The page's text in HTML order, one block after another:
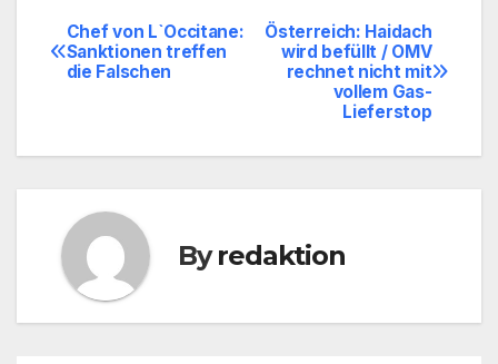
Beitragsnavigation
Österreich: Haidach
wird befüllt / OMV
rechnet nicht mit
vollem Gas-
Lieferstop
Chef von L`Occitane:
Sanktionen treffen
die Falschen
Byredaktion